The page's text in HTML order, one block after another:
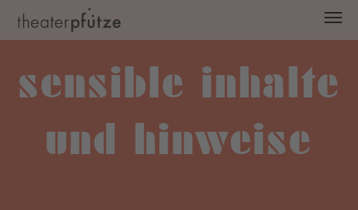
sensible inhalte
und hinweise